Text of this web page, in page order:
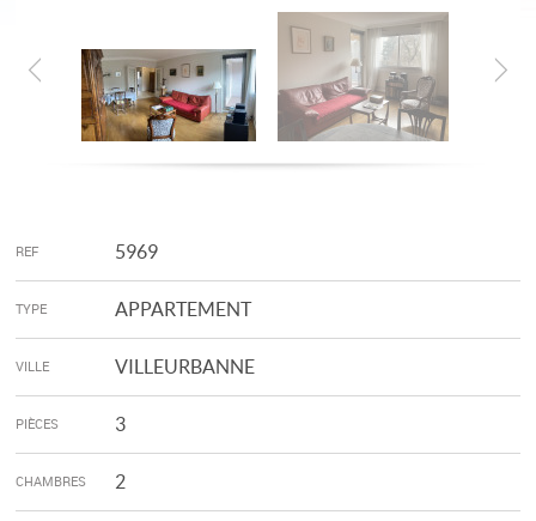
REF 5969
TYPE APPARTEMENT
VILLE VILLEURBANNE
PIÈCES 3
CHAMBRES 2